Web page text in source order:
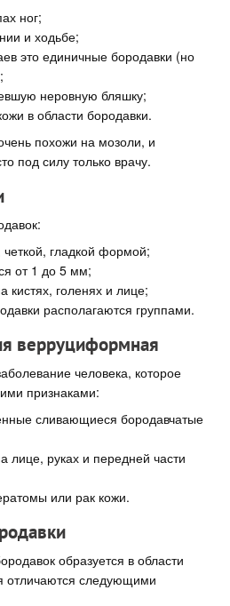
ног;
и ходьбе;
это единичные бородавки (но
неровную бляшку;
в области бородавки.
похожи на мозоли, и
под силу только врачу.
четкой, гладкой формой;
от 1 до 5 мм;
кистях, голенях и лице;
располагаются группами.
верруциформная
человека, которое
признаками:
сливающиеся бородавчатые
лице, руках и передней части
или рак кожи.
образуется в области
отличаются следующими